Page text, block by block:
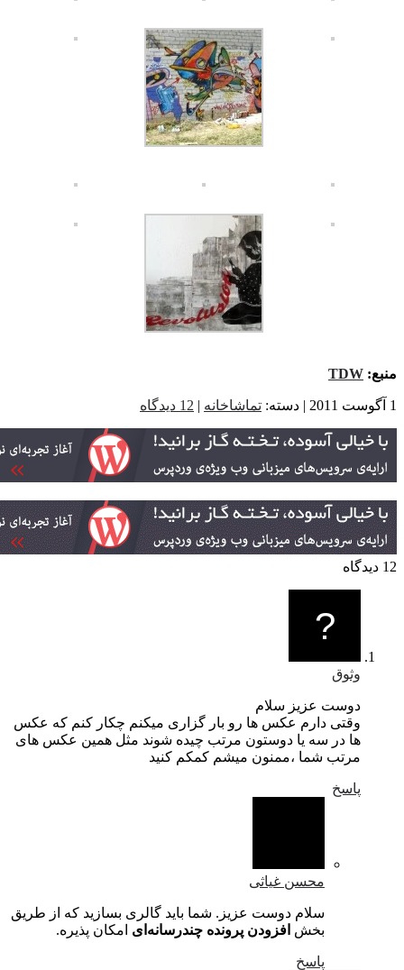
TDW
تماشاخانه|12 دیدگاه
وثوق
دوست عزیز سلام
وقتی دارم عکس ها رو بار گزاری میکنم چکار کنم که عکس
ها در سه یا دوستون مرتب چیده شوند مثل همین عکس های
مرتب شما ،ممنون میشم کمکم کنید
پاسخ
محسن غیاثی
سلام دوست عزیز. شما باید گالری بسازید که از طریق
بخشافزودن پرونده چندرسانه‌ایامکان پذیره.
پاسخ